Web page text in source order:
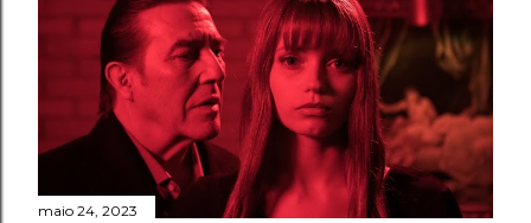
maio 24, 2023